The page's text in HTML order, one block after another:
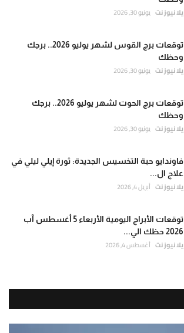
يلا نيوز نت يونيو 30, 2026
توقعات برج القوس لشهر يوليو 2026.. برجك
وحظك
يلا نيوز نت يونيو 30, 2026
توقعات برج الحوت لشهر يوليو 2026.. برجك
وحظك
يلا نيوز نت يونيو 30, 2026
فاوندايو حبة التخسيس الجديدة: ثورة إيلي ليلي في
علاج ال...
يلا نيوز نت أبريل 4, 2026
توقعات الأبراج اليومية الأربعاء 5 أغسطس آب
2026 حظك الي...
يلا نيوز نت أغسطس 4, 2026